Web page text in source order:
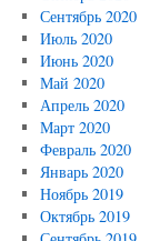
Сентябрь 2020
Июль 2020
Июнь 2020
Май 2020
Апрель 2020
Март 2020
Февраль 2020
Январь 2020
Ноябрь 2019
Октябрь 2019